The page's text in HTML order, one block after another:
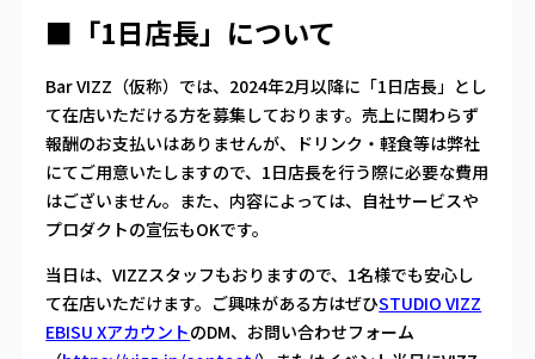
■「1日店長」について
Bar VIZZ（仮称）では、2024年2月以降に「1日店長」とし
て在店いただける方を募集しております。売上に関わらず
報酬のお支払いはありませんが、ドリンク・軽食等は弊社
にてご用意いたしますので、1日店長を行う際に必要な費用
はございません。また、内容によっては、自社サービスや
プロダクトの宣伝もOKです。
当日は、VIZZスタッフもおりますので、1名様でも安心し
て在店いただけます。ご興味がある方はぜひSTUDIO VIZZ
EBISU XアカウントのDM、お問い合わせフォーム